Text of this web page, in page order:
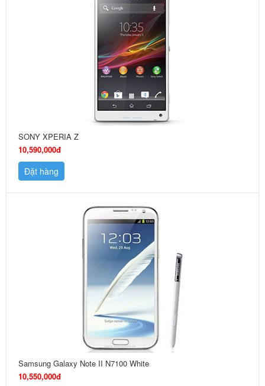
SONY XPERIA Z
10,590,000đ
Đặt hàng
Samsung Galaxy Note II N7100 White
10,550,000đ